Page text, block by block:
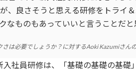
、良さそうと思える研修をトライ
なものもあっていいと言うことだと
さは必要でしょうか？に対するAoki Kazumiさん
社員研修は、「基礎の基礎の基礎